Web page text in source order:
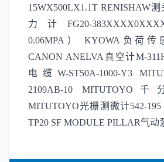
15WX500LX1.1T RENISHAW
力计FG20-
0.06MPA） KYOWA负荷传
CANON ANELVA真空计M-
电缆W-ST50A-1000-Y3
2109AB-10 MITUTOYO千
MITUTOYO光栅测微计542-
TP20 SF MODULE PILLAR气动